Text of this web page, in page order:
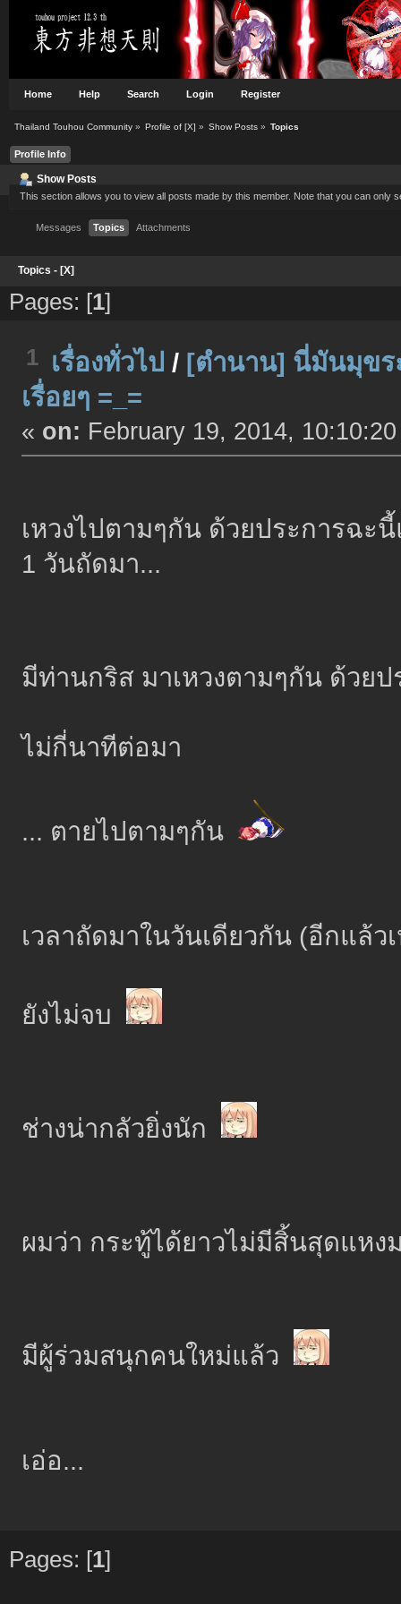
Home Help Search Login Register
Thailand Touhou Community» Profile of [X] » Show Posts » Topics
Profile Info
Show Posts
This section allows you to view all posts made by this member. Note that you can only
Messages Topics Attachments
Topics - [X]
Pages: [1]
1 เรื่องทั่วไป / [ตำนาน] นี่มันมุขร
เรื่อยๆ =_=
« on: February 19, 2014,
เหวงไปตามๆกัน ด้วยประการฉะ
1 วันถัดมา...
มีท่านกริส มาเหวงตามๆกัน ด้วย
ไม่กี่นาทีต่อมา
... ตายไปตามๆกัน
เวลาถัดมาในวันเดียวกัน (อีกแล้ว
ยังไม่จบ
ช่างน่ากลัวยิ่งนัก
ผมว่า กระทู้ได้ยาวไม่มีสิ้นสุดแห
มีผู้ร่วมสนุกคนใหม่แล้ว
เอ่อ...
Pages: [1]